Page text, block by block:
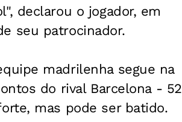
declarou o jogador, em
seu patrocinador.
madrilenha segue na
do rival Barcelona - 52
mas pode ser batido.